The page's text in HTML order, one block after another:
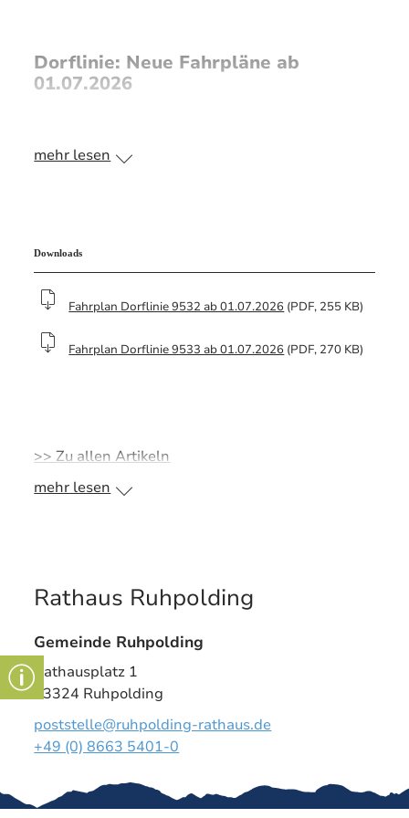
Dorflinie: Neue Fahrpläne ab
01.07.2026
Mit der Einführung des Bedarfverkehrs DORLI
ab sofort der Bedarfverkehr DORLI zur
Verfügung.
>> Weitere Infos zum neuenBedarfsverkehr
mehr lesen
Downloads
Fahrplan Dorflinie 9532 ab 01.07.2026 (PDF, 255 KB)
Fahrplan Dorflinie 9533 ab 01.07.2026 (PDF, 270 KB)
>> Zu allen Artikeln
mehr lesen
Rathaus Ruhpolding
Gemeinde Ruhpolding
Rathausplatz 1
83324 Ruhpolding
poststelle@ruhpolding-rathaus.de
+49 (0) 8663 5401-0